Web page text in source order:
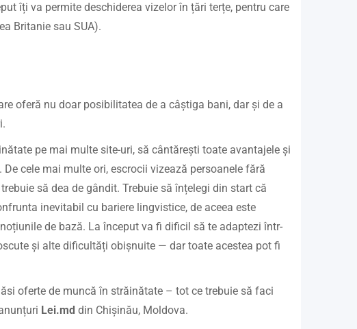
îți va permite deschiderea vizelor în țări terțe, pentru care
Britanie sau SUA).
oferă nu doar posibilitatea de a câștiga bani, dar și de a
pe mai multe site-uri, să cântărești toate avantajele și
cele mai multe ori, escrocii vizează persoanele fără
să dea de gândit. Trebuie să înțelegi din start că
inevitabil cu bariere lingvistice, de aceea este
de bază. La început va fi dificil să te adaptezi într-
și alte dificultăți obișnuite — dar toate acestea pot fi
oferte de muncă în străinătate – tot ce trebuie să faci
Lei.md din Chișinău, Moldova.